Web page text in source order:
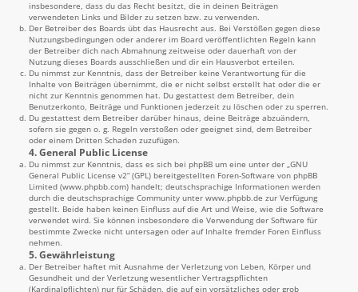
insbesondere, dass du das Recht besitzt, die in deinen Beiträgen
verwendeten Links und Bilder zu setzen bzw. zu verwenden.
Der Betreiber des Boards übt das Hausrecht aus. Bei Verstößen gegen diese
Nutzungsbedingungen oder anderer im Board veröffentlichten Regeln kann
der Betreiber dich nach Abmahnung zeitweise oder dauerhaft von der
Nutzung dieses Boards ausschließen und dir ein Hausverbot erteilen.
Du nimmst zur Kenntnis, dass der Betreiber keine Verantwortung für die
Inhalte von Beiträgen übernimmt, die er nicht selbst erstellt hat oder die er
nicht zur Kenntnis genommen hat. Du gestattest dem Betreiber, dein
Benutzerkonto, Beiträge und Funktionen jederzeit zu löschen oder zu sperren.
Du gestattest dem Betreiber darüber hinaus, deine Beiträge abzuändern,
sofern sie gegen o. g. Regeln verstoßen oder geeignet sind, dem Betreiber
oder einem Dritten Schaden zuzufügen.
4. General Public License
Du nimmst zur Kenntnis, dass es sich bei phpBB um eine unter der „GNU
General Public License v2“ (GPL) bereitgestellten Foren-Software von phpBB
Limited (www.phpbb.com) handelt; deutschsprachige Informationen werden
durch die deutschsprachige Community unter www.phpbb.de zur Verfügung
gestellt. Beide haben keinen Einfluss auf die Art und Weise, wie die Software
verwendet wird. Sie können insbesondere die Verwendung der Software für
bestimmte Zwecke nicht untersagen oder auf Inhalte fremder Foren Einfluss
nehmen.
5. Gewährleistung
Der Betreiber haftet mit Ausnahme der Verletzung von Leben, Körper und
Gesundheit und der Verletzung wesentlicher Vertragspflichten
(Kardinalpflichten) nur für Schäden, die auf ein vorsätzliches oder grob